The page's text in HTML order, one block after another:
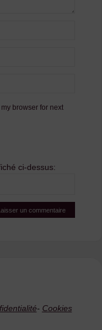
browser for next
ci-dessus:
- Cookies